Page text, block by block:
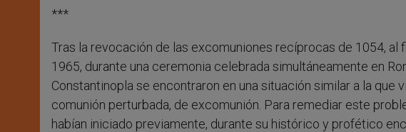
***
Tras la revocación de las excomuniones recíprocas de 1054, al
1965, durante una ceremonia celebrada simultáneamente en
Constantinopla se encontraron en una situación similar a la que
comunión perturbada, de excomunión. Para remediar este
habían iniciado previamente, durante su histórico y profético